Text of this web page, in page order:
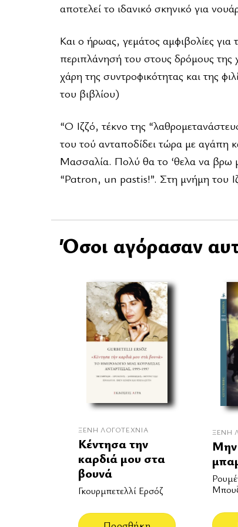
αποτελεί το ιδανικό σκηνικό για
Και ο ήρωας, γεμάτος αμφιβολίες
περιπλάνησή του στους δρόμους της
χάρη της συντροφικότητας και της
του βιβλίου)
“Ο Ιζζό, τέκνο της
του τού ανταποδίδει τώρα με αγάπη
Μασσαλία. Πολύ θα το ‘θελα να βρω
“Patron, un pastis!”. Στη μνήμη του
Όσοι αγόρασαν
ΞΈΝΗ ΛΟΓΟΤΕΧΝΊΑ
Κέντησα την
καρδιά μου στα
βουνά
Γκουρμπετελλί Ερσόζ
ΞΈΝΗ
Μην